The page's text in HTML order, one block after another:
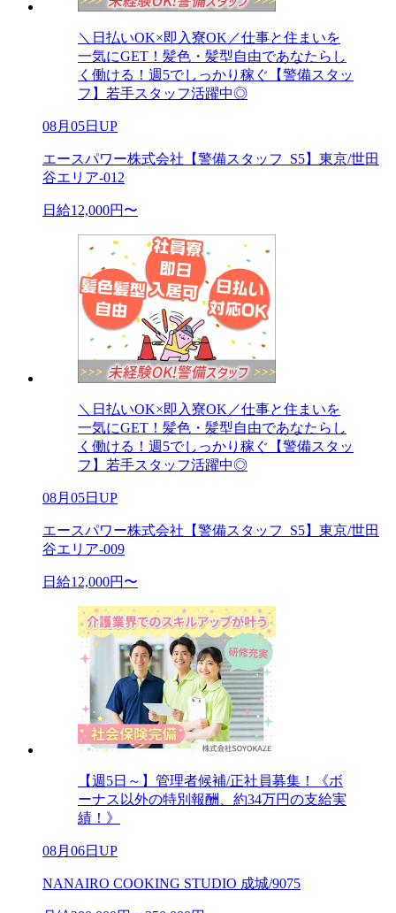
＼日払いOK×即入寮OK／仕事と住まいを
一気にGET！髪色・髪型自由であなたらし
く働ける！週5でしっかり稼ぐ【警備スタッ
フ】若手スタッフ活躍中◎
08月05日UP
エースパワー株式会社【警備スタッフ_S5】東京/世田
谷エリア-012
日給12,000円〜
＼日払いOK×即入寮OK／仕事と住まいを
一気にGET！髪色・髪型自由であなたらし
く働ける！週5でしっかり稼ぐ【警備スタッ
フ】若手スタッフ活躍中◎
08月05日UP
エースパワー株式会社【警備スタッフ_S5】東京/世田
谷エリア-009
日給12,000円〜
【週5日～】管理者候補/正社員募集！《ボ
ーナス以外の特別報酬、約34万円の支給実
績！》
08月06日UP
NANAIRO COOKING STUDIO 成城/9075